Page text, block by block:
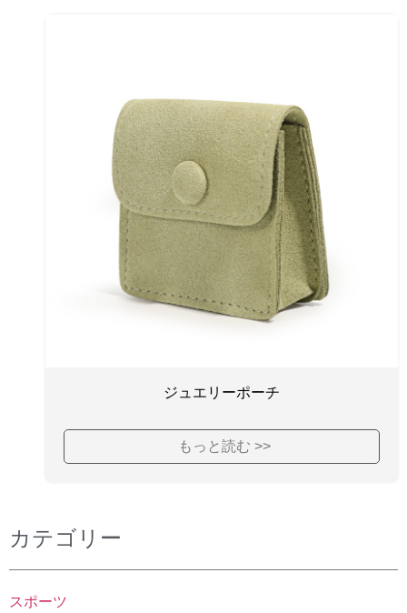
カテゴリー
スポーツ
ジュエリーポーチ
もっと読む >>